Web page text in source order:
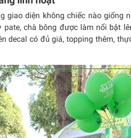
giao diện không chiếc nào giống
pate, chà bông được làm nổi bật
decal có đủ giá, topping thêm,